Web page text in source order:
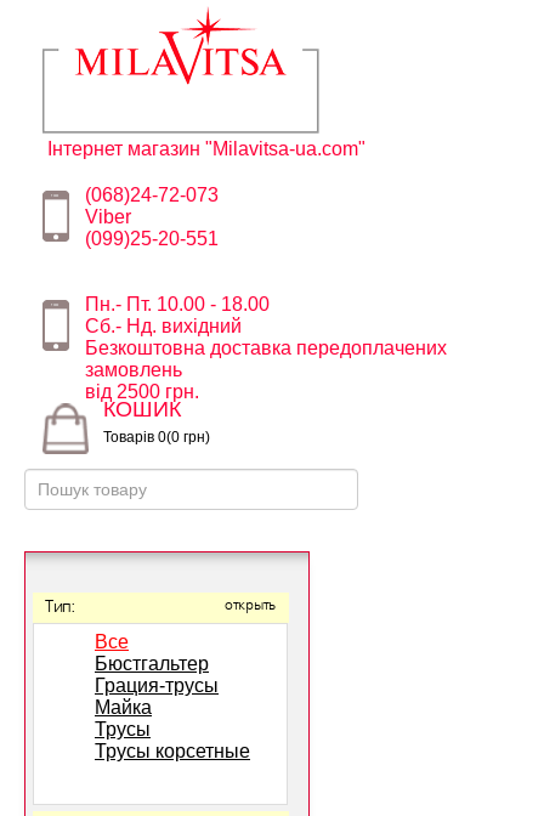
Інтернет магазин "Milavitsa-ua.com"
(068)24-72-073
Viber
(099)25-20-551
Пн.- Пт. 10.00 - 18.00
Сб.- Нд. вихідний
Безкоштовна доставка передоплачених
замовлень
від 2500 грн.
КОШИК
Товарів 0(0 грн)
Тип: открыть
Все
Бюстгальтер
Грация-трусы
Майка
Трусы
Трусы корсетные